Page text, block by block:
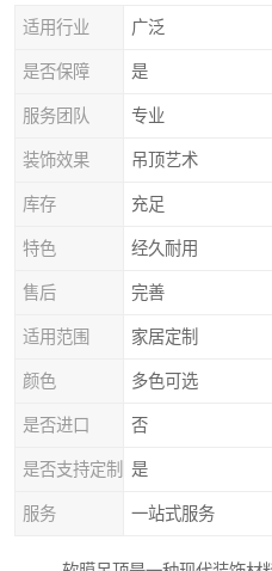
适用行业 广泛
是否保障 是
服务团队 专业
装饰效果 吊顶艺术
库存 充足
特色 经久耐用
售后 完善
适用范围 家居定制
颜色 多色可选
是否进口 否
是否支持定制 是
服务 一站式服务